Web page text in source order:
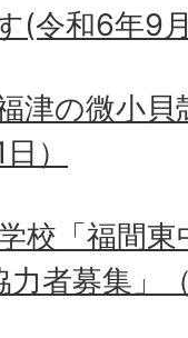
(令和6年9
津の微小
）
校「福間
者募集」